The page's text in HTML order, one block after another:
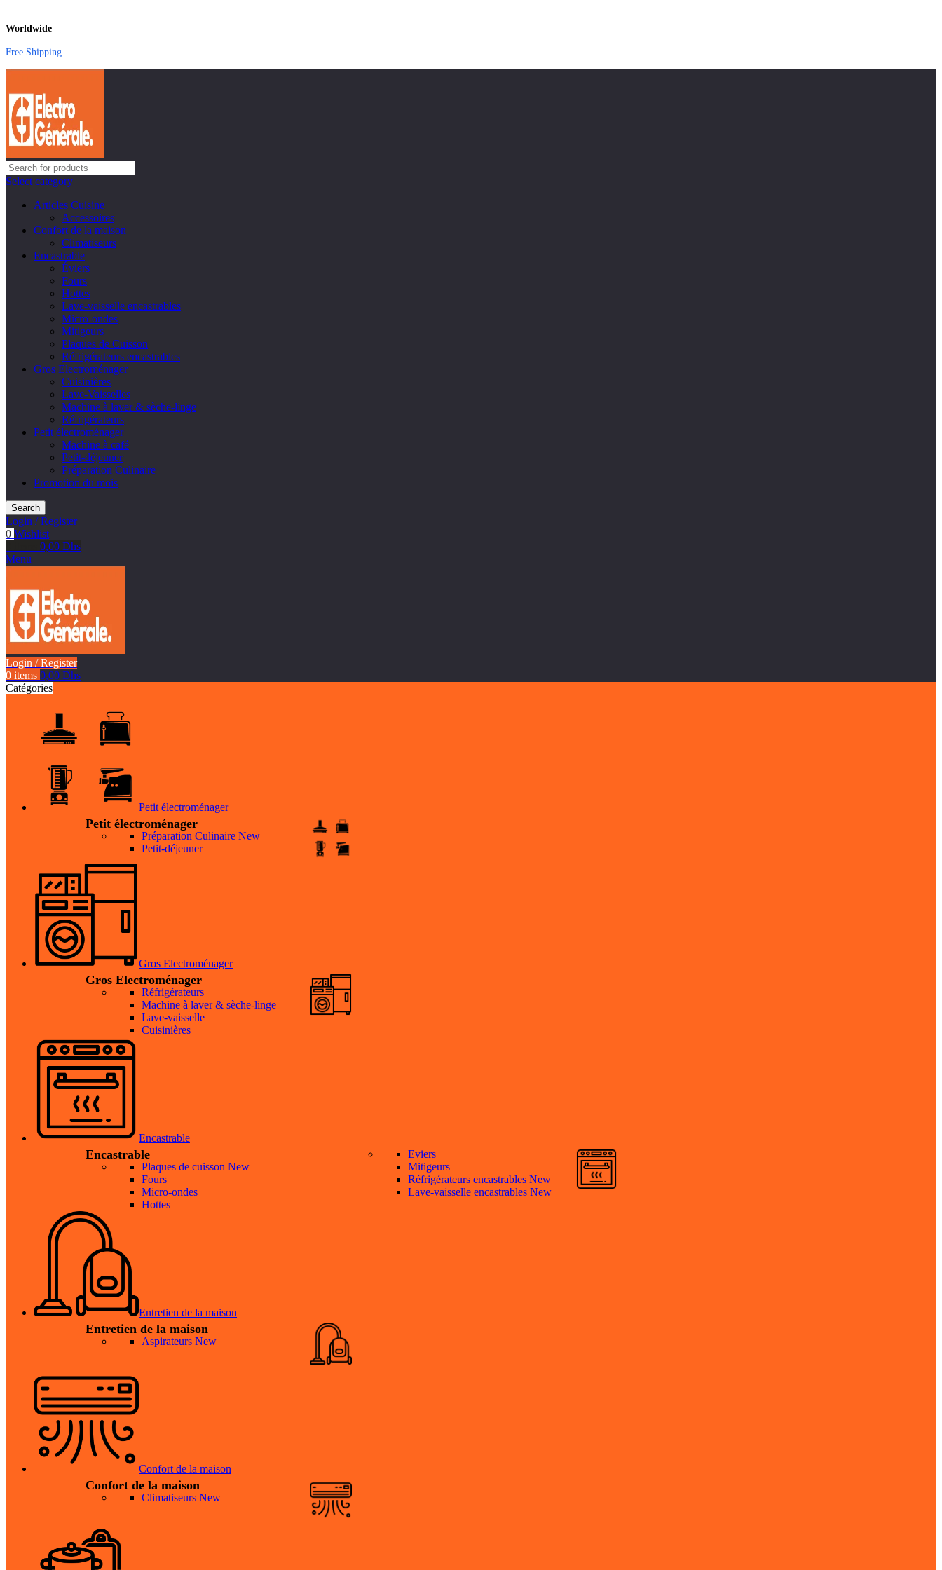
Worldwide
Free Shipping
Select category
Articles Cuisine
Accessoires
Confort de la maison
Climatiseurs
Encastrable
Éviers
Fours
Hottes
Lave-vaisselle encastrables
Micro-ondes
Mitigeurs
Plaques de Cuisson
Réfrigérateurs encastrables
Gros Electroménager
Cuisinières
Lave-Vaisselles
Machine à laver & sèche-linge
Réfrigérateurs
Petit électroménager
Machine à café
Petit-déjeuner
Préparation Culinaire
Promotion du mois
Search
Login / Register
0 Wishlist
0,00 Dhs
Menu
Login / Register
0 items 0,00 Dhs
Catégories
Petit électroménager
Petit électroménager
Préparation Culinaire New
Petit-déjeuner
Gros Electroménager
Gros Electroménager
Réfrigérateurs
Machine à laver & sèche-linge
Lave-vaisselle
Cuisinières
Encastrable
Encastrable
Plaques de cuisson New
Fours
Micro-ondes
Hottes
Eviers
Mitigeurs
Réfrigérateurs encastrables New
Lave-vaisselle encastrables New
Entretien de la maison
Entretien de la maison
Aspirateurs New
Confort de la maison
Confort de la maison
Climatiseurs New